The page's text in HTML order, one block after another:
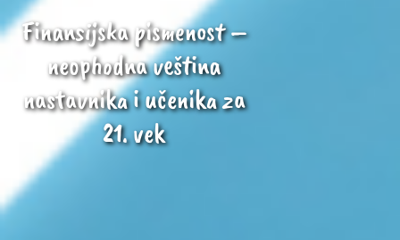
Finansijska pismenost –
neophodna veština
nastavnika i učenika za
21. vek